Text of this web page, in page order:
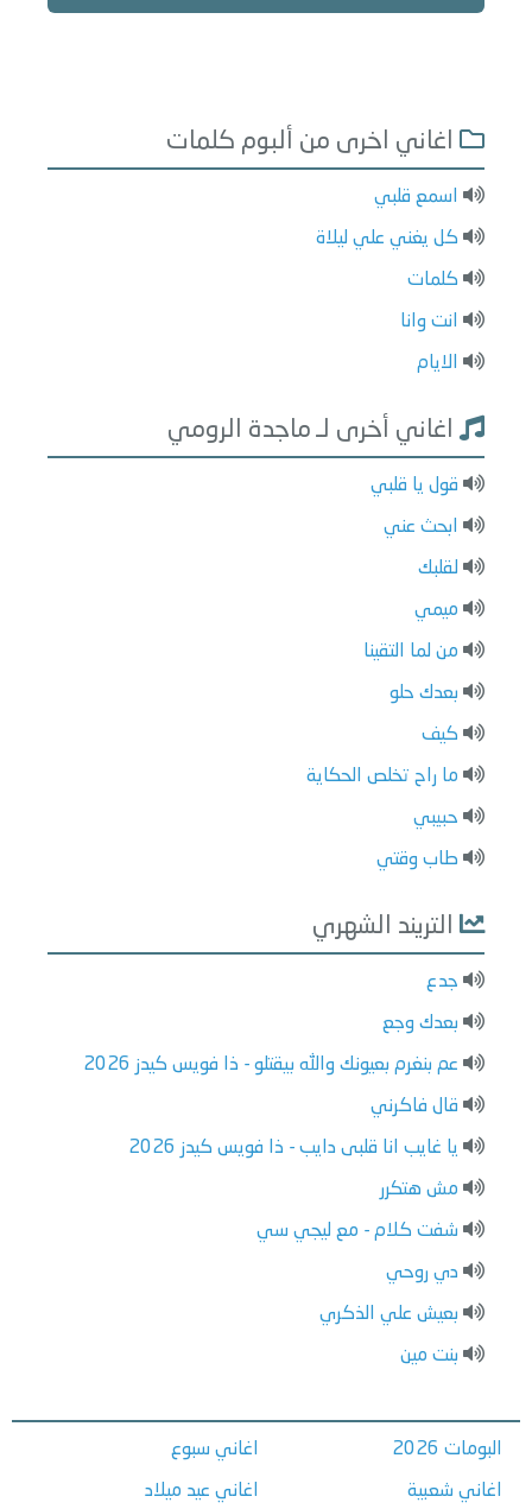
اغاني اخرى من ألبوم كلمات
اسمع قلبي
كل يغني علي ليلاة
كلمات
انت وانا
الايام
اغاني أخرى لـ ماجدة الرومي
قول يا قلبي
ابحث عني
لقلبك
ميمي
من لما التقينا
بعدك حلو
كيف
ما راح تخلص الحكاية
حبيبي
طاب وقتي
التريند الشهري
جدع
بعدك وجع
عم بنغرم بعيونك والله بيقتلو - ذا فويس كيدز 2026
قال فاكرني
يا غايب انا قلبى دايب - ذا فويس كيدز 2026
مش هتكرر
شفت كلام - مع ليجي سي
دي روحي
بعيش علي الذكري
بنت مين
البومات 2026
اغاني شعبية
اغاني سبوع
اغاني عيد ميلاد